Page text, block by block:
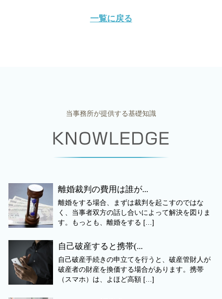
一覧に戻る
当事務所が提供する基礎知識
離婚裁判の費用は誰が...
離婚をする場合、まずは裁判を起こすのではな
く、当事者双方の話し合いによって解決を図りま
す。もっとも、離婚をする […]
自己破産すると携帯(...
自己破産手続きの申立てを行うと、破産管財人が
破産者の財産を換価する場合があります。携帯
（スマホ）は、よほど高額 […]